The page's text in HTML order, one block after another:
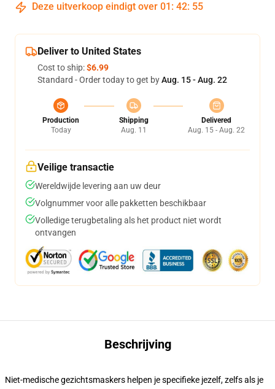
Deze uitverkoop eindigt over 01 : 42: 54
Deliver to United States
Cost to ship:$6.99
Standard - Order today to get byAug. 15 - Aug. 22
Production
Today
Shipping
Aug. 11
Delivered
Aug. 15 - Aug. 22
Veilige transactie
Wereldwijde levering aan uw deur
Volgnummer voor alle pakketten beschikbaar
Volledige terugbetaling als het product niet wordt
ontvangen
Beschrijving
Niet-medische gezichtsmaskers helpen je specifieke jezelf, zelfs als je